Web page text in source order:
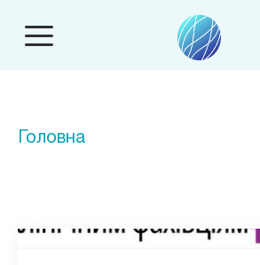
Головна